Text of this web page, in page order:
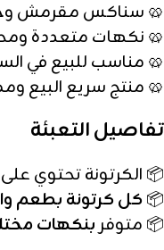
🥨 سناكس مقرمش
🥨 نكهات متعددة
🥨 مناسب للبيع في
🥨 منتج سريع البيع
تفاصيل التعبئة
📦 الكرتونة تحتوي على
📦كل كرتونة بطعم
📦 متوفر بنكهات